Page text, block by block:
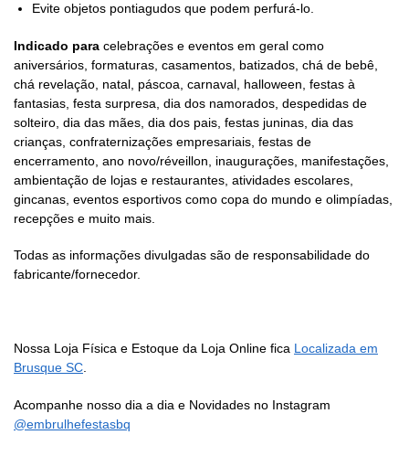
Evite objetos pontiagudos que podem perfurá-lo.
Indicado para celebrações e eventos em geral como
aniversários, formaturas, casamentos, batizados, chá de bebê,
chá revelação, natal, páscoa, carnaval, halloween, festas à
fantasias, festa surpresa, dia dos namorados, despedidas de
solteiro, dia das mães, dia dos pais, festas juninas, dia das
crianças, confraternizações empresariais, festas de
encerramento, ano novo/réveillon, inaugurações, manifestações,
ambientação de lojas e restaurantes, atividades escolares,
gincanas, eventos esportivos como copa do mundo e olimpíadas,
recepções e muito mais.
Todas as informações divulgadas são de responsabilidade do
fabricante/fornecedor.
Nossa Loja Física e Estoque da Loja Online fica Localizada em
Brusque SC
Acompanhe nosso dia a dia e Novidades no Instagram
@embrulhefestasbq